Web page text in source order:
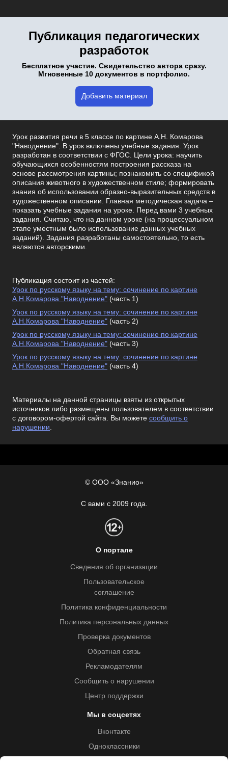
Публикация педагогических
разработок
Бесплатное участие. Свидетельство автора сразу.
Мгновенные 10 документов в портфолио.
Добавить материал
Урок развития речи в 5 классе по картине А.Н. Комарова
"Наводнение". В урок включены учебные задания. Урок
разработан в соответствии с ФГОС. Цели урока: научить
обучающихся особенностям построения рассказа на
основе рассмотрения картины; познакомить со спецификой
описания животного в художественном стиле; формировать
знания об использовании образно-выразительных средств в
художественном описании. Главная методическая задача –
показать учебные задания на уроке. Перед вами 3 учебных
задания. Считаю, что на данном уроке (на процессуальном
этапе уместным было использование данных учебных
заданий). Задания разработаны самостоятельно, то есть
являются авторскими.
Публикация состоит из частей:
Урок по русскому языку на тему: сочинение по картине
А.Н.Комарова "Наводнение" (часть 1)
Урок по русскому языку на тему: сочинение по картине
А.Н.Комарова "Наводнение" (часть 2)
Урок по русскому языку на тему: сочинение по картине
А.Н.Комарова "Наводнение" (часть 3)
Урок по русскому языку на тему: сочинение по картине
А.Н.Комарова "Наводнение" (часть 4)
Материалы на данной страницы взяты из открытых
источников либо размещены пользователем в соответствии
с договором-офертой сайта. Вы можете сообщить о
нарушении.
© ООО «Знанио»
С вами с 2009 года.
О портале
Сведения об организации
Пользовательское
соглашение
Политика конфиденциальности
Политика персональных данных
Проверка документов
Обратная связь
Рекламодателям
Сообщить о нарушении
Центр поддержки
Мы в соцсетях
Вконтакте
Одноклассники